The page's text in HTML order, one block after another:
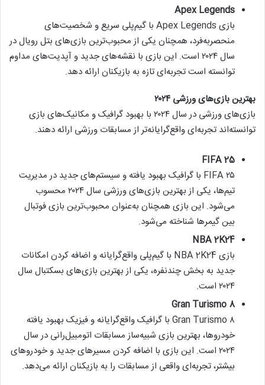
Apex Legends
بازی Apex Legends با گیم‌پلی سریع و شخصیت‌های
منحصربه‌فرد، همچنان یکی از محبوب‌ترین بازی‌های بتل رویال در
سال ۲۰۲۴ است. این بازی با نقشه‌های جدید و آپدیت‌های مداوم
توانسته است تجربه‌ای تازه به بازیکنان ارائه دهد.
بهترین بازی‌های ورزشی ۲۰۲۴
بازی‌های ورزشی در سال ۲۰۲۴ با بهبود گرافیک و مکانیک‌های بازی
توانسته‌اند تجربه‌ای واقع‌گرایانه‌تر از مسابقات ورزشی ارائه دهند.
FIFA 25
FIFA ۲۵ با گرافیک بهبود یافته و سیستم‌های جدید در مدیریت
تیم‌ها، یکی از بهترین بازی‌های ورزشی سال ۲۰۲۴ محسوب
می‌شود. این بازی همچنان به‌عنوان محبوب‌ترین بازی فوتبال
بین گیمرها شناخته می‌شود.
NBA 2K24
بازی NBA 2K24 با گیم‌پلی واقع‌گرایانه و اضافه کردن امکانات
جدید به بخش چندنفره، یکی از بهترین بازی‌های بسکتبال سال
۲۰۲۴ است.
Gran Turismo 8
Gran Turismo ۸ با گرافیک واقع‌گرایانه و فیزیک بهبود یافته
خودروها، بهترین بازی شبیه‌ساز مسابقات اتومبیل‌رانی در سال
۲۰۲۴ است. این بازی با اضافه کردن مسیرهای جدید و خودروهای
بیشتر، تجربه‌ای واقعی از مسابقات را به بازیکنان ارائه می‌دهد.